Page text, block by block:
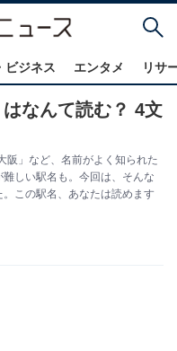
ビジネス エンタメ リサ
はなんて読む？ 4文
阪」など、名前がよく知られた
しい駅名も。今回は、そんな
。この駅名、あなたは読めます